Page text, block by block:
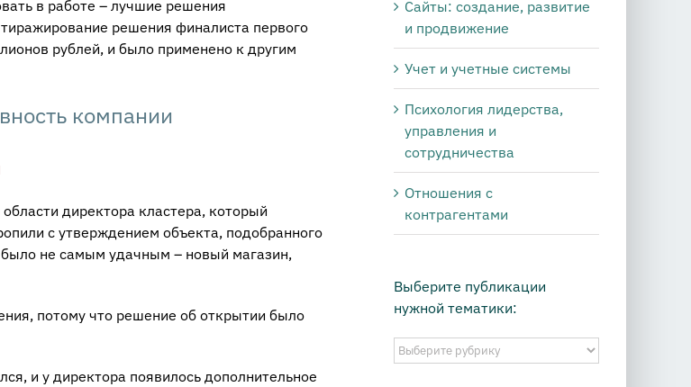
в работе – лучшие решения
решения финалиста первого
рублей, и было применено к другим
компании
директора кластера, который
с утверждением объекта, подобранного
не самым удачным – новый магазин,
потому что решение об открытии было
и у директора появилось дополнительное
Сайты: создание, развитие
и продвижение
Учет и учетные системы
Психология лидерства,
управления и
сотрудничества
Отношения с
контрагентами
Выберите публикации
нужной тематики:
Выберите
публикации